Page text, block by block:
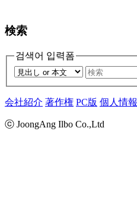
検索
검색어 입력폼
会社紹介 著作権 PC版 個人情報
ⓒ JoongAng Ilbo Co.,Ltd